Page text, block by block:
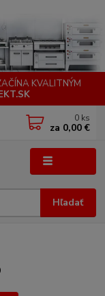
KVALITNÝM
Hľadať
0 ks
za 0,00 €